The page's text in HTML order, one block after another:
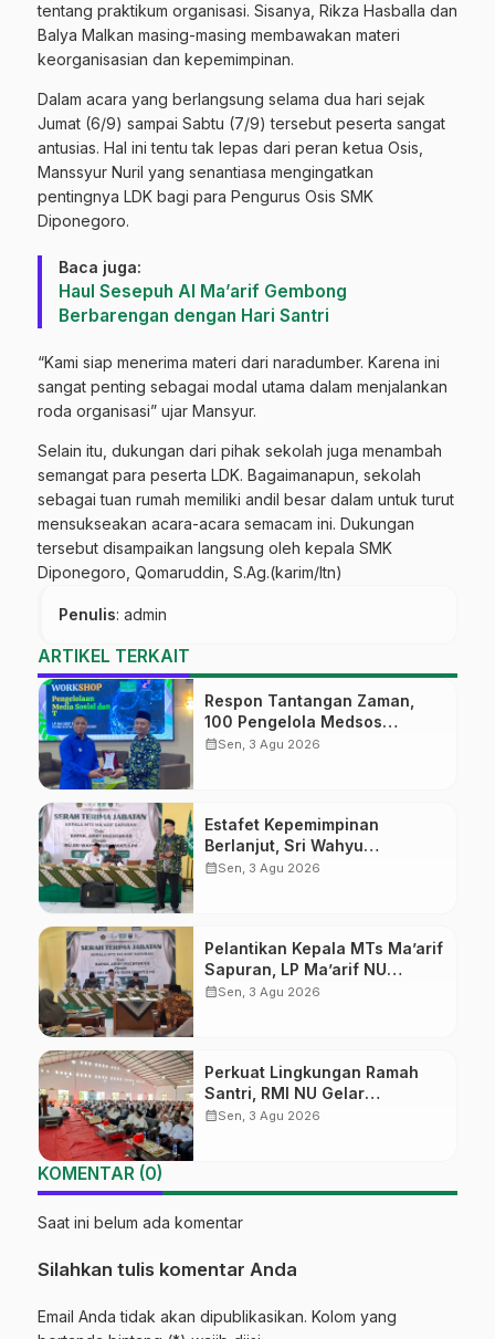
tentang praktikum organisasi. Sisanya, Rikza Hasballa dan
Balya Malkan masing-masing membawakan materi
keorganisasian dan kepemimpinan.
Dalam acara yang berlangsung selama dua hari sejak
Jumat (6/9) sampai Sabtu (7/9) tersebut peserta sangat
antusias. Hal ini tentu tak lepas dari peran ketua Osis,
Manssyur Nuril yang senantiasa mengingatkan
pentingnya LDK bagi para Pengurus Osis SMK
Diponegoro.
Baca juga:
Haul Sesepuh Al Ma’arif Gembong
Berbarengan dengan Hari Santri
“Kami siap menerima materi dari naradumber. Karena ini
sangat penting sebagai modal utama dalam menjalankan
roda organisasi” ujar Mansyur.
Selain itu, dukungan dari pihak sekolah juga menambah
semangat para peserta LDK. Bagaimanapun, sekolah
sebagai tuan rumah memiliki andil besar dalam untuk turut
mensukseakan acara-acara semacam ini. Dukungan
tersebut disampaikan langsung oleh kepala SMK
Diponegoro, Qomaruddin, S.Ag.(karim/ltn)
Penulis: admin
ARTIKEL TERKAIT
Respon Tantangan Zaman,
100 Pengelola Medsos
Sekolah Ma’arif Pekalongan
calendar_monthSen, 3 Agu 2026
Estafet Kepemimpinan
Berlanjut, Sri Wahyu
Susilowati Resmi Pimpin MTs
calendar_monthSen, 3 Agu 2026
Pelantikan Kepala MTs Ma’arif
Sapuran, LP Ma’arif NU
Wonosobo Tekankan Lima
calendar_monthSen, 3 Agu 2026
Perkuat Lingkungan Ramah
Santri, RMI NU Gelar
‘Sambang Pesantren’ di Pati
calendar_monthSen, 3 Agu 2026
KOMENTAR (0)
Saat ini belum ada komentar
Silahkan tulis komentar Anda
Email Anda tidak akan dipublikasikan. Kolom yang